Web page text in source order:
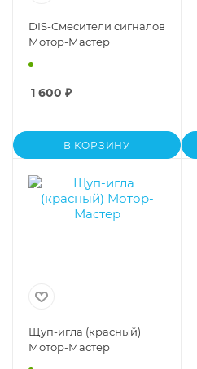
DIS-Смесители сигналов
Мотор-Мастер
1 600 ₽
В КОРЗИНУ
Щуп-игла (красный)
Мотор-Мастер